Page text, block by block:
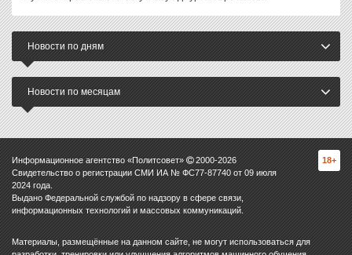
Новости по дням
Новости по месяцам
Информационное агентство «Политсовет» 2000-2026
Свидетельство о регистрации СМИ ИА № ФС77-87740 от 09 июля
2024 года.
Выдано Федеральной службой по надзору в сфере связи,
информационных технологий и массовых коммуникаций.
18+
Материалы, размещённые на данном сайте, не могут использоваться для